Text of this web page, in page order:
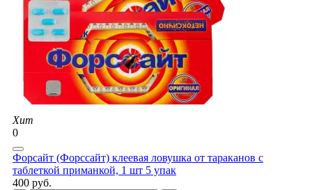
Хит
0
Форсайт (Форссайт) клеевая ловушка от тараканов с
таблеткой приманкой, 1 шт 5 упак
400 руб.